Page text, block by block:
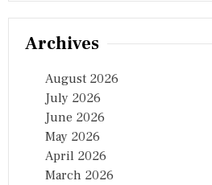
Archives
August 2026
July 2026
June 2026
May 2026
April 2026
March 2026